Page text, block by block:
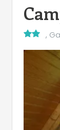
,